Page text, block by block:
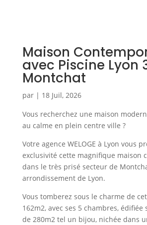
Maison
avec Piscine Lyon
Montchat
par | 18 Juil, 2026
Vous recherchez une maison
au calme en plein centre ville ?
Votre agence WELOGE à Lyon vous
exclusivité cette magnifique maison
dans le très prisé secteur de
arrondissement de Lyon.
Vous tomberez sous le charme de
162m2, avec ses 5 chambres,
de 280m2 tel un bijou, nichée dans